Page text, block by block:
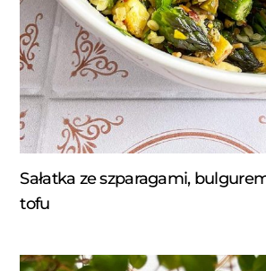
Sałatka ze szparagami,
tofu